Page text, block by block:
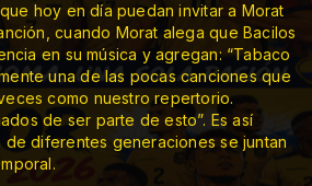
hoy en día puedan invitar a Morat
cuando Morat alega que Bacilos
en su música y agregan: “Tabaco
una de las pocas canciones que
como nuestro repertorio.
de ser parte de esto”. Es así
de diferentes generaciones se juntan